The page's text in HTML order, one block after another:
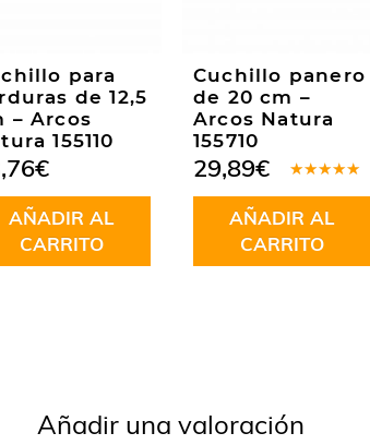
para
de 12,5
– Arcos
155110
€
AÑADIR AL
CARRITO
Cuchillo panero
de 20 cm –
Arcos Natura
155710
en5.00de
5
29,89€
AÑADIR AL
CARRITO
Añadir una valoración